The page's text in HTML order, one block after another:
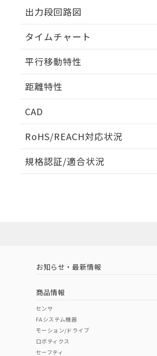
出力段回路図
タイムチャート
平行移動特性
距離特性
CAD
RoHS/REACH対応状況
EU RoHS 注意事項・凡例
中国 RoHS 注意事項・凡例
中国 RoHS表
Pb Hg
規格認証/適合状況
（イギリス
（ノルウェー
お知らせ・最新情報
商品情報
センサ
FAシステム機器
モーション/ドライブ
ロボティクス
セーフティ